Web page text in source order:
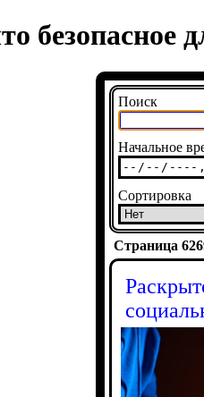
безопасное
Поиск
Начальное
Сортировка
Страница